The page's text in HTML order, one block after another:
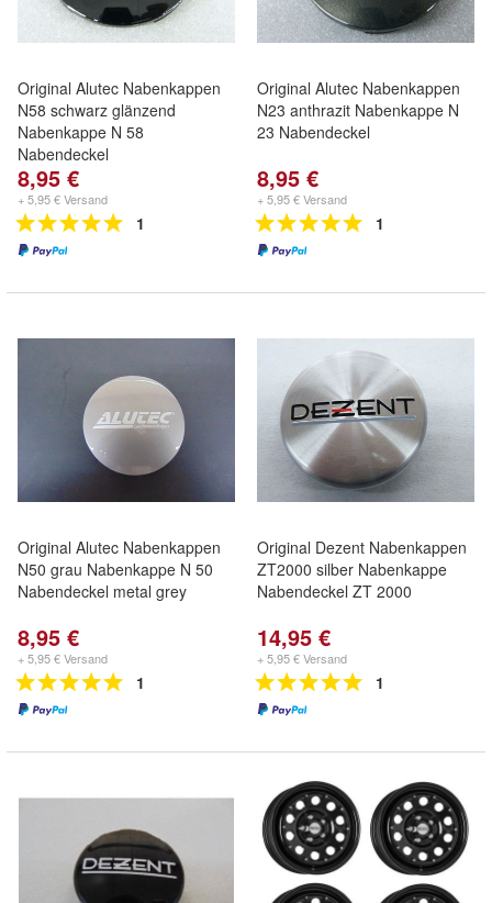
Original Alutec Nabenkappen
N58 schwarz glänzend
Nabenkappe N 58
Nabendeckel
8,95 €
+ 5,95 € Versand
1
Original Alutec Nabenkappen
N23 anthrazit Nabenkappe N
23 Nabendeckel
8,95 €
+ 5,95 € Versand
1
Original Alutec Nabenkappen
N50 grau Nabenkappe N 50
Nabendeckel metal grey
8,95 €
+ 5,95 € Versand
1
Original Dezent Nabenkappen
ZT2000 silber Nabenkappe
Nabendeckel ZT 2000
14,95 €
+ 5,95 € Versand
1